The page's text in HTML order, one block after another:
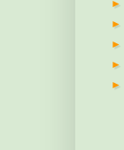
►
►
►
►
►